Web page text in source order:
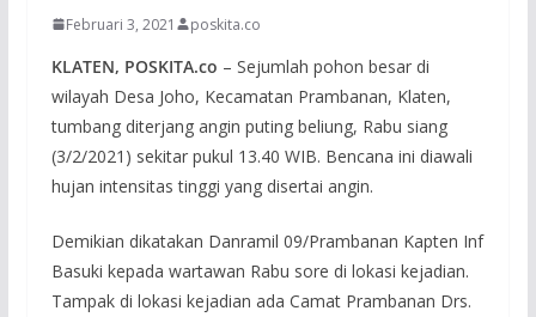
Februari 3, 2021 poskita.co
KLATEN, POSKITA.co – Sejumlah pohon besar di
wilayah Desa Joho, Kecamatan Prambanan, Klaten,
tumbang diterjang angin puting beliung, Rabu siang
(3/2/2021) sekitar pukul 13.40 WIB. Bencana ini diawali
hujan intensitas tinggi yang disertai angin.
Demikian dikatakan Danramil 09/Prambanan Kapten Inf
Basuki kepada wartawan Rabu sore di lokasi kejadian.
Tampak di lokasi kejadian ada Camat Prambanan Drs.